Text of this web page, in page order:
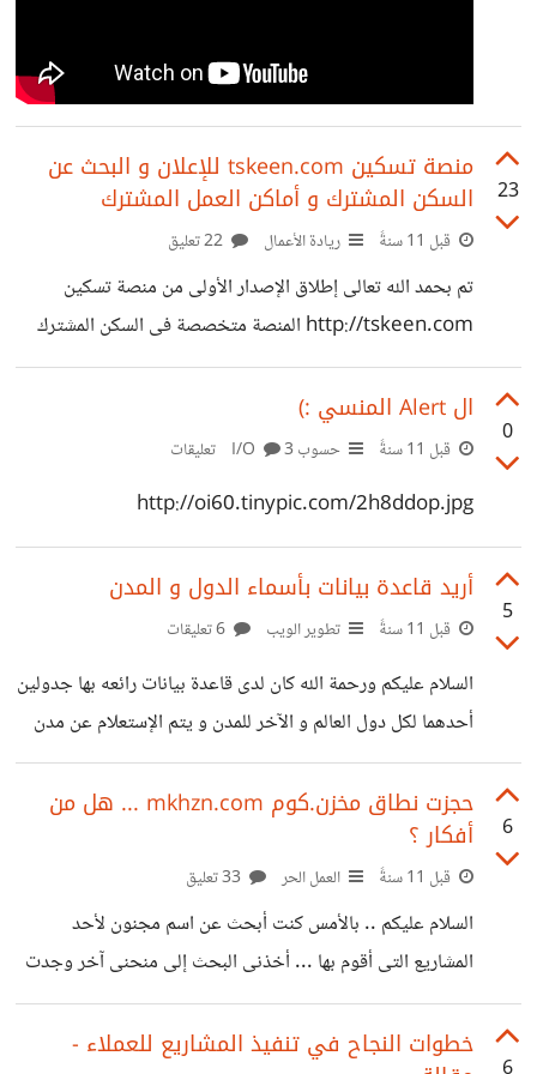
23
منصة تسكين tskeen.com للإعلان و البحث عن
السكن المشترك و أماكن العمل المشترك
قبل 11 سنةً ريادة الأعمال
تم بحمد الله تعالى إطلاق الإصدار الأولى من منصة تسكين
http://tskeen.com المنصة متخصصة فى السكن المشترك
بوجه خاص و ليس العقارات بوجه عام إذا كان لديك غرفة غير
مستغلة فى منزلك أو ملحق بالمبنى الذى تمتلكه أو حتى يتسع
جراجك لسيارة أخرى .. إذا كان لديك مساحة للعمل و تريد من
مثلك يمكنك الآن الإعلان عن هذه المساحات على منصة تسكين
لتجد من يشاركك هذه المساحة و تجنى عائد مادى
0
ال Alert المنسي :)
قبل 11 سنةً حسوب I/O 3 تعليقات
http://oi60.tinypic.com/2h8ddop.jpg
5
أريد قاعدة بيانات بأسماء الدول و المدن
قبل 11 سنةً تطوير الويب
السلام عليكم ورحمة الله كان لدى قاعدة بيانات رائعه بها جدولين
أحدهما لكل دول العالم و الآخر للمدن و يتم الإستعلام عن مدن
دولة معينه بكود الدولة .. لكنى لا استطيع إيجادها على جهازى
للأسف .. ولا أعلم متى حذفتها هل لدى أحدكم مثل هذه القاعدة
؟ بحثت كثيراً و لم أجد طلبى بالتحديد بل وجدت أشياء أخرى لا
تؤدى الغرض .
6
حجزت نطاق مخزن.كوم mkhzn.com ... هل من
أفكار ؟
قبل 11 سنةً العمل الحر
السلام عليكم .. بالأمس كنت أبحث عن اسم مجنون لأحد
المشاريع التى أقوم بها ... أخذنى البحث إلى منحنى آخر وجدت
نفسى أبحث عن كلمات عشوائية و حينما وجدت أن الدومين
mkhzn.com متاح .. سارعت لحجزه لإعتقداى أنه نطاق رائع
خطوات النجاح في تنفيذ المشاريع للعملاء -